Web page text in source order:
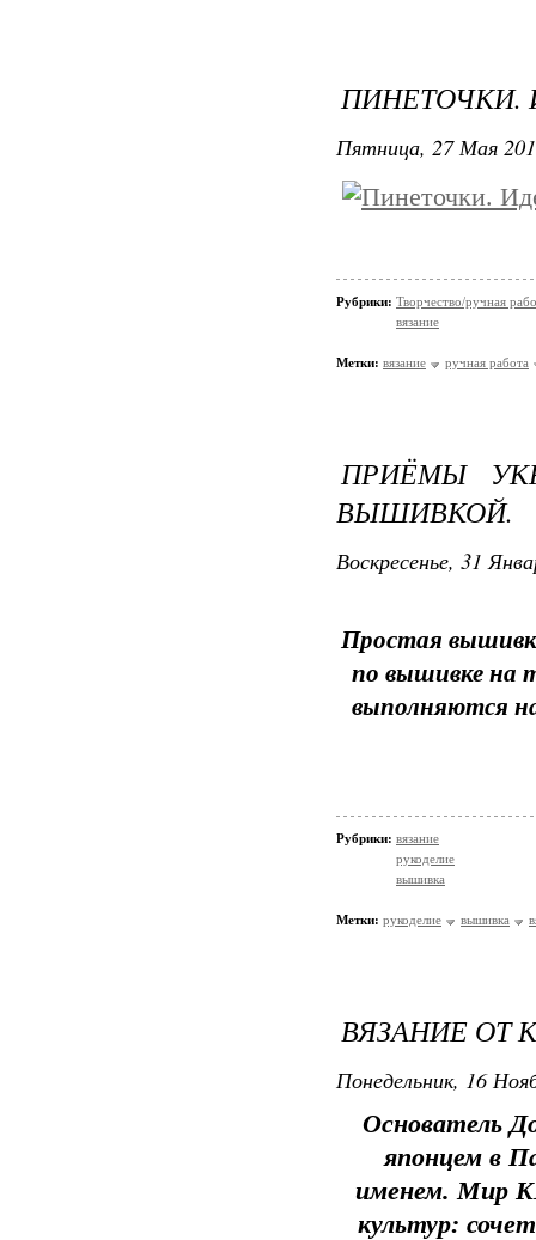
ПИНЕТОЧКИ.
Пятница, 27 Мая
Рубрики: Творчество/ручная
вязание
Метки: вязание ручная работа
ПРИЁМЫ
ВЫШИВКОЙ.
Воскресенье, 31
Простая
по вышивке на
выполняются на
Рубрики: вязание
рукоделие
вышивка
Метки: рукоделие вышивка
ВЯЗАНИЕ ОТ
Понедельник, 16
Основатель
японцем в
именем. Мир
культур: